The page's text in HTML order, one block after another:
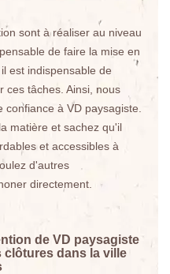
sont à réaliser au niveau
de faire la mise en
est indispensable de
ces tâches. Ainsi, nous
à VD paysagiste.
matière et sachez qu'il
et accessibles à
d'autres
directement.
de VD paysagiste
clôtures dans la ville